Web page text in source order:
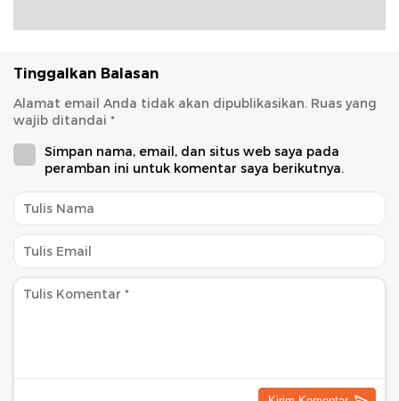
Tinggalkan Balasan
Alamat email Anda tidak akan dipublikasikan. Ruas yang
wajib ditandai *
Simpan nama, email, dan situs web saya pada
peramban ini untuk komentar saya berikutnya.